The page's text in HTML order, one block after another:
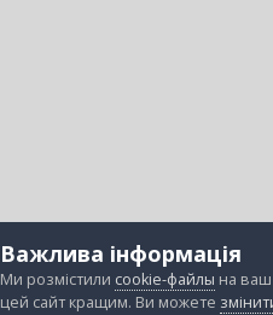
Важлива інформація
Ми розмістили cookie-файлы на
цей сайт кращим. Ви можете